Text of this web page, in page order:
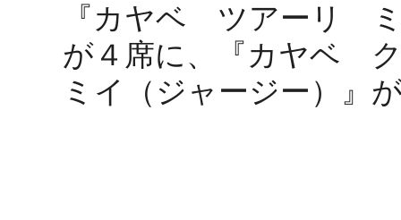
『カヤベ ツアーリ
が４席に、『カヤベ
ミイ（ジャージー）』